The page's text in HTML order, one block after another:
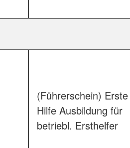
(Führerschein) Erste
Hilfe Ausbildung für
betriebl. Ersthelfer